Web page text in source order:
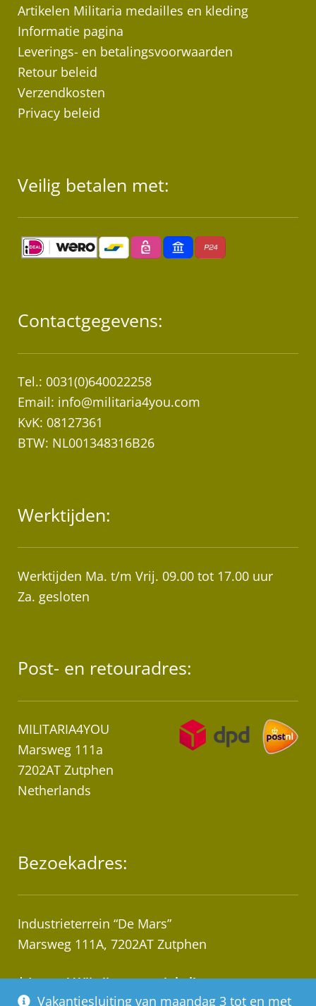
Vakantiesluiting van maandag 3 tot en met
Artikelen Militaria medailles en kleding
Informatie pagina
Leverings- en betalingsvoorwaarden
Retour beleid
Verzendkosten
Privacy beleid
Veilig betalen met:
Contactgegevens:
Tel.: 0031(0)640022258
Email: info@militaria4you.com
KvK: 08127361
BTW: NL001348316B26
Werktijden:
Werktijden Ma. t/m Vrij. 09.00 tot 17.00 uur
Za. gesloten
Post- en retouradres:
MILITARIA4YOU
Marsweg 111a
7202AT Zutphen
Netherlands
Bezoekadres:
Industrieterrein “De Mars”
Marsweg 111A, 7202AT Zutphen
* Let op! Wij zijn geen winkel!